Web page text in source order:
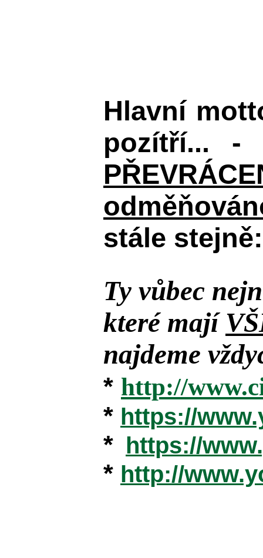
Hlavní
pozítří...
stále stejně:
Ty vůbec
které mají
najdeme
* http://
* https://
* https://
* http://